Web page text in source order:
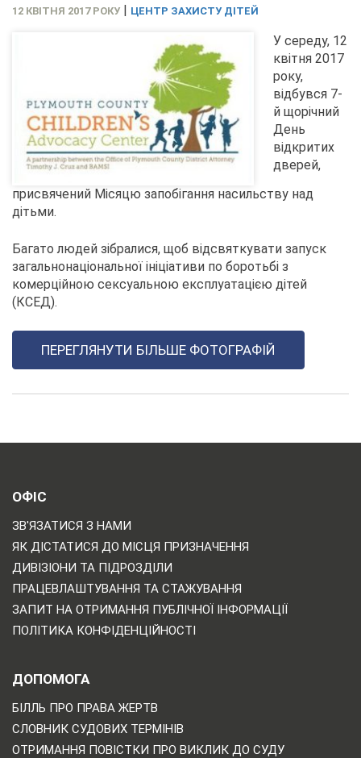
12 КВІТНЯ 2017 РОКУ ЦЕНТР ЗАХИСТУ ДІТЕЙ
У середу, 12
квітня 2017
року,
відбувся 7-
й щорічний
День
відкритих
дверей,
присвячений Місяцю запобігання насильству над
дітьми.
Багато людей зібралися, щоб відсвяткувати запуск
загальнонаціональної ініціативи по боротьбі з
комерційною сексуальною експлуатацією дітей
(КСЕД).
ПЕРЕГЛЯНУТИ БІЛЬШЕ ФОТОГРАФІЙ
ОФІС
ЗВ'ЯЗАТИСЯ З НАМИ
ЯК ДІСТАТИСЯ ДО МІСЦЯ ПРИЗНАЧЕННЯ
ДИВІЗІОНИ ТА ПІДРОЗДІЛИ
ПРАЦЕВЛАШТУВАННЯ ТА СТАЖУВАННЯ
ЗАПИТ НА ОТРИМАННЯ ПУБЛІЧНОЇ ІНФОРМАЦІЇ
ПОЛІТИКА КОНФІДЕНЦІЙНОСТІ
ДОПОМОГА
БІЛЛЬ ПРО ПРАВА ЖЕРТВ
СЛОВНИК СУДОВИХ ТЕРМІНІВ
ОТРИМАННЯ ПОВІСТКИ ПРО ВИКЛИК ДО СУДУ